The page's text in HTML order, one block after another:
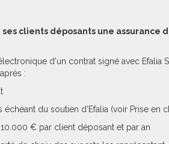
clients déposants une assurance
d'un contrat signé avec
:
du soutien d'Efalia (voir Prise en
€ par client déposant et par an